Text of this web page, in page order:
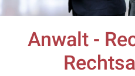
Anwalt -